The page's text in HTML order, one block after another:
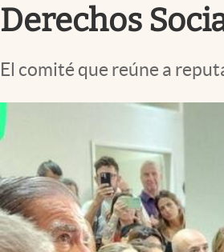
Mundial 2026
El Cronista Studio
abre en nueva pestaña
Derechos
El comité que reúne a